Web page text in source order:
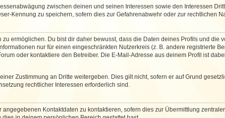
zwischen deinen und seinen Interessen sowie den Interessen
Kennung zu speichern, sofern dies zur Gefahrenabwehr oder zur rechtlichen
ermöglichen. Du bist dir daher bewusst, dass die Daten deines Profils und die
nur für einen eingeschränkten Nutzerkreis (z. B. andere registrierte
oder kontaktiere den Betreiber. Die E-Mail-Adresse aus deinem Profil ist
Zustimmung an Dritte weitergeben. Dies gilt nicht, sofern er auf Grund
rechtlicher Interessen erforderlich sind.
Kontaktdaten zu kontaktieren, sofern dies zur Übermittlung